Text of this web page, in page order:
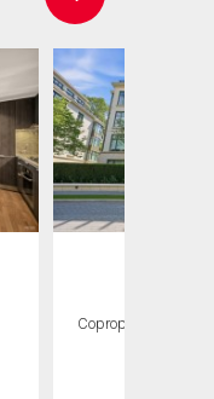
Copropriété